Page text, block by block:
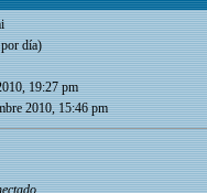
día)
19:27 pm
2010, 15:46 pm